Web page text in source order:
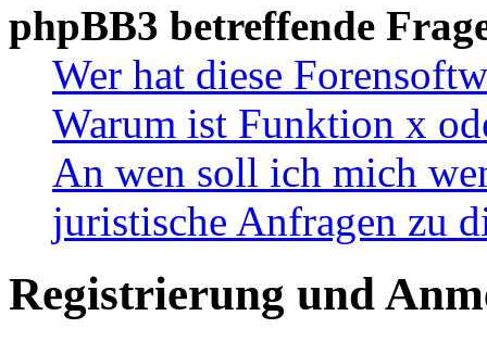
phpBB3 betreffende
Wer hat diese
Warum ist Funktion x
An wen soll ich mich
juristische Anfragen zu
Registrierung und